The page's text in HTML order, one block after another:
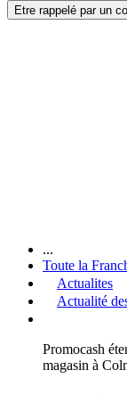
Etre rappelé par un
...
Toute la
Actualites
Actualité
Promocash
magasin à